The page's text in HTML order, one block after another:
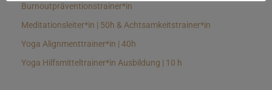
Burnoutpräventionstrainer*in
Meditationsleiter*in | 50h & Achtsamkeitstrainer*in
Yoga Alignmenttrainer*in | 40h
Yoga Hilfsmitteltrainer*in Ausbildung | 10 h